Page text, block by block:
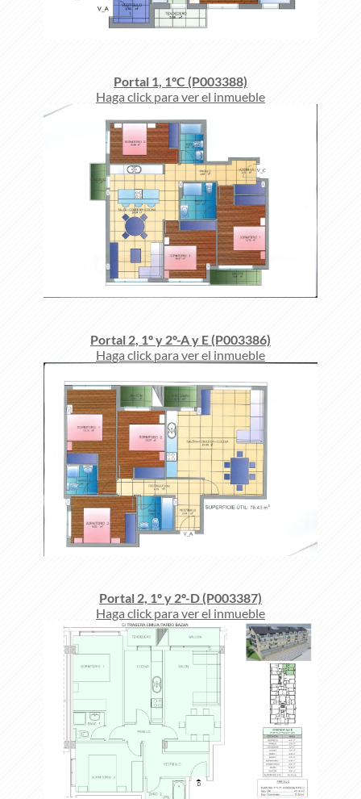
Portal 1, 1ºC (P003388)
Haga click para ver el inmueble
Portal 2, 1º y 2º-A y E (P003386)
Haga click para ver el inmueble
Portal 2, 1º y 2º-D (P003387)
Haga click para ver el inmueble